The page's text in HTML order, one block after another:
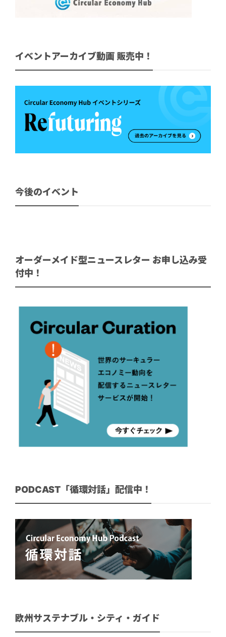
イベントアーカイブ動画 販売中！
今後のイベント
オーダーメイド型ニュースレター お申し込み受
付中！
PODCAST「循環対話」配信中！
欧州サステナブル・シティ・ガイド